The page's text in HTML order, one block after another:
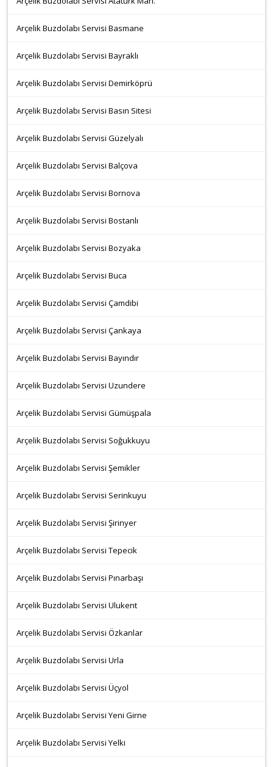
Arçelik Buzdolabı Servisi Basmane
Arçelik Buzdolabı Servisi Bayraklı
Arçelik Buzdolabı Servisi Demirköprü
Arçelik Buzdolabı Servisi Basın Sitesi
Arçelik Buzdolabı Servisi Güzelyalı
Arçelik Buzdolabı Servisi Balçova
Arçelik Buzdolabı Servisi Bornova
Arçelik Buzdolabı Servisi Bostanlı
Arçelik Buzdolabı Servisi Bozyaka
Arçelik Buzdolabı Servisi Buca
Arçelik Buzdolabı Servisi Çamdibi
Arçelik Buzdolabı Servisi Çankaya
Arçelik Buzdolabı Servisi Bayındır
Arçelik Buzdolabı Servisi Uzundere
Arçelik Buzdolabı Servisi Gümüşpala
Arçelik Buzdolabı Servisi Soğukkuyu
Arçelik Buzdolabı Servisi Şemikler
Arçelik Buzdolabı Servisi Serinkuyu
Arçelik Buzdolabı Servisi Şirinyer
Arçelik Buzdolabı Servisi Tepecik
Arçelik Buzdolabı Servisi Pınarbaşı
Arçelik Buzdolabı Servisi Ulukent
Arçelik Buzdolabı Servisi Özkanlar
Arçelik Buzdolabı Servisi Urla
Arçelik Buzdolabı Servisi Üçyol
Arçelik Buzdolabı Servisi Yeni Girne
Arçelik Buzdolabı Servisi Yelki